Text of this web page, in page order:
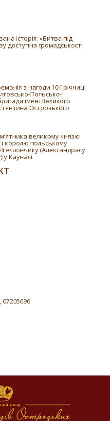
історія: «Битва під
доступна громадськості
з нагоди 10-ї річниці
Польсько-
імені Великого
Острозького
великому князю
королю польському
(Александрасу
у Каунасі.
07205696